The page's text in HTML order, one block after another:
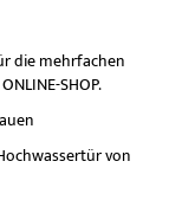
die mehrfachen
SHOP.
von